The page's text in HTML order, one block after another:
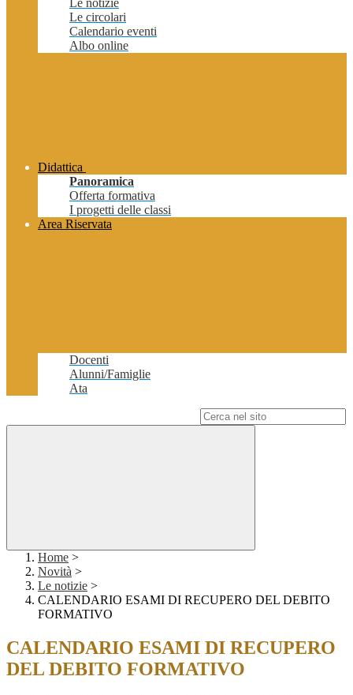
Le notizie
Le circolari
Calendario eventi
Albo online
Didattica
Panoramica
Offerta formativa
I progetti delle classi
Area Riservata
Docenti
Alunni/Famiglie
Ata
Home >
Novità >
Le notizie >
CALENDARIO ESAMI DI RECUPERO DEL DEBITO
FORMATIVO
CALENDARIO ESAMI DI RECUPERO
DEL DEBITO FORMATIVO